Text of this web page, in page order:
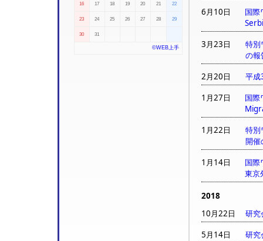
16 17 18 19 20 21 22
23 24 25 26 27 28 29
30 31
©WEB上手
6月10日
国
3月23日
特
の報
2月20日
平成
1月27日
国際
1月22日
特
開催
1月14日
国
東京
2018
10月22日
研究
5月14日
研究